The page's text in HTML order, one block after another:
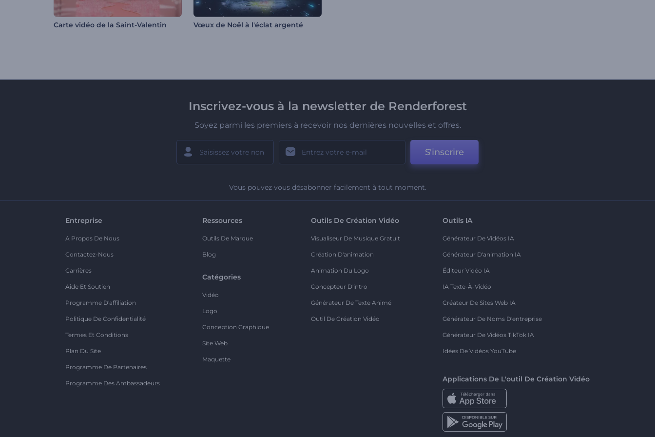
Carte vidéo de la Saint-Valentin Vœux de Noël à l'éclat argenté
Inscrivez-vous à la newsletter de Renderforest
Soyez parmi les premiers à recevoir nos dernières nouvelles et offres.
S'inscrire
Vous pouvez vous désabonner facilement à tout moment.
Entreprise
A Propos De Nous
Contactez-Nous
Carrières
Aide Et Soutien
Programme D'affiliation
Politique De Confidentialité
Termes Et Conditions
Plan Du Site
Programme De Partenaires
Programme Des Ambassadeurs
Ressources
Outils De Marque
Blog
Catégories
Vidéo
Logo
Conception Graphique
Site Web
Maquette
Outils De Création Vidéo
Visualiseur De Musique Gratuit
Création D'animation
Animation Du Logo
Concepteur D'intro
Générateur De Texte Animé
Outil De Création Vidéo
Outils IA
Générateur De Vidéos IA
Générateur D'animation IA
Éditeur Vidéo IA
IA Texte-À-Vidéo
Créateur De Sites Web IA
Générateur De Noms D'entreprise
Générateur De Vidéos TikTok IA
Idées De Vidéos YouTube
Applications De L'outil De Création Vidéo